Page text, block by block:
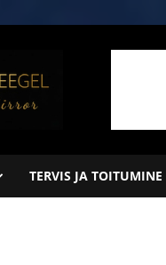
TERVIS JA TOITUMINE